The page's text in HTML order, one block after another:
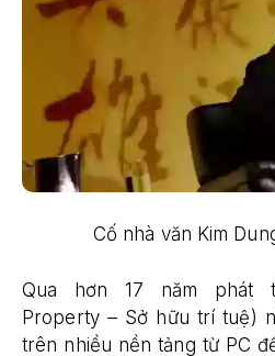
Cố nhà văn Kim
Qua hơn 17 năm phát
Property – Sở hữu trí tuệ)
trên nhiều nền tảng từ PC